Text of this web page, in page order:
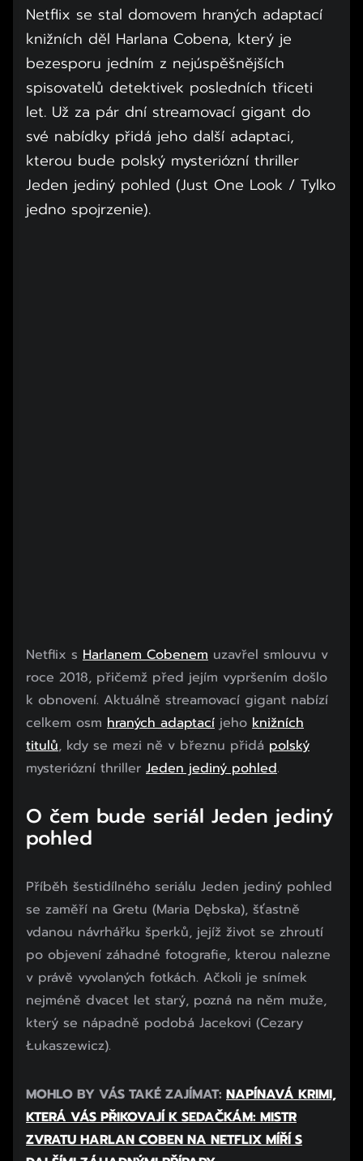
Netflix se stal domovem hraných adaptací
knižních děl Harlana Cobena, který je
bezesporu jedním z nejúspěšnějších
spisovatelů detektivek posledních třiceti
let. Už za pár dní streamovací gigant do
své nabídky přidá jeho další adaptaci,
kterou bude polský mysteriózní thriller
Jeden jediný pohled (Just One Look / Tylko
jedno spojrzenie).
Netflix s Harlanem Cobenem uzavřel smlouvu v
roce 2018, přičemž před jejím vypršením došlo
k obnovení. Aktuálně streamovací gigant nabízí
celkem osm hraných adaptací jeho knižních
titulů, kdy se mezi ně v březnu přidá polský
mysteriózní thriller Jeden jediný pohled.
O čem bude seriál Jeden jediný
pohled
Příběh šestidílného seriálu Jeden jediný pohled
se zaměří na Gretu (Maria Dębska), šťastně
vdanou návrhářku šperků, jejíž život se zhroutí
po objevení záhadné fotografie, kterou nalezne
v právě vyvolaných fotkách. Ačkoli je snímek
nejméně dvacet let starý, pozná na něm muže,
který se nápadně podobá Jacekovi (Cezary
Łukaszewicz).
MOHLO BY VÁS TAKÉ ZAJÍMAT: NAPÍNAVÁ KRIMI,
KTERÁ VÁS PŘIKOVAJÍ K SEDAČKÁM: MISTR
ZVRATU HARLAN COBEN NA NETFLIX MÍŘÍ S